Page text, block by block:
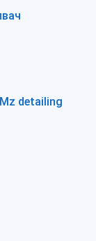
detailing